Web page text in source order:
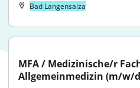
Bad Langensalza
MFA / Medizinische/r
Allgemeinmedizin (m/w/